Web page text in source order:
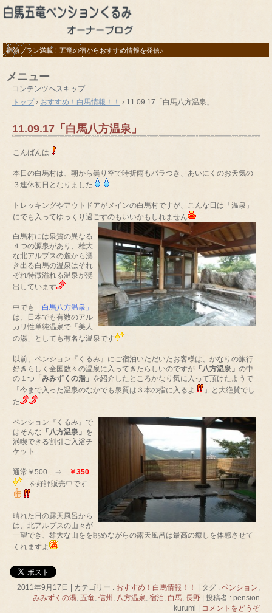
宿泊プラン満載！五竜の宿からおすすめ情報を発信♪
メニュー
コンテンツへスキップ
トップ › おすすめ！白馬情報！！ › 11.09.17「白馬八方温泉」
11.09.17「白馬八方温泉」
こんばんは
本日の白馬村は、朝から曇り空で時折雨もパラつき、あいにくのお天気の
３連休初日となりました
トレッキングやアウトドアがメインの白馬村ですが、こんな日は「温泉」
にでも入ってゆっくり過ごすのもいいかもしれません
白馬村には泉質の異なる
４つの源泉があり、雄大
な北アルプスの麓から湧
き出る白馬の温泉はそれ
ぞれ特徴溢れる温泉が湧
出しています
中でも
「白馬八方温泉」
は、日本でも有数のアル
カリ性単純温泉で「美人
の湯」としても有名な温泉です
以前、ペンション『くるみ』にご宿泊いただいたお客様は、かなりの旅行
好きらしく全国数々の温泉に入ってきたらしいのですが 「八方温泉」の中
の１つ 「みみずくの湯」 を紹介したところかなり気に入って頂けたようで
「今まで入った温泉のなかでも泉質は３本の指に入るよ
」と大絶賛でし
た
ペンション『くるみ』で
はそんな 「八方温泉」 を
満喫できる割引ご入浴チ
ケット
通常￥500 ⇒
￥350
を好評販売中です
晴れた日の露天風呂から
は、北アルプスの山々が
一望でき、雄大な山をを眺めながらの露天風呂は最高の癒しを体感させて
くれますよ
2011年9月17日 カテゴリー : おすすめ！白馬情報！！ タグ : ペンション,
みみずくの湯, 五竜, 信州 , 八方温泉, 宿泊, 白馬, 長野
投稿者 : pension
kurumi
コメントをどうぞ